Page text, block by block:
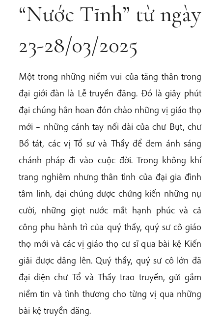
“Nước Tĩnh” từ ngày
23-28/03/2025
Một trong những niềm vui của tăng thân trong
đại giới đàn là Lễ truyền đăng. Đó là giây phút
đại chúng hân hoan đón chào những vị giáo thọ
mới – những cánh tay nối dài của chư Bụt, chư
Bồ tát, các vị Tổ sư và Thầy để đem ánh sáng
chánh pháp đi vào cuộc đời. Trong không khí
trang nghiêm nhưng thân tình của đại gia đình
tâm linh, đại chúng được chứng kiến những nụ
cười, những giọt nước mắt hạnh phúc và cả
công phu hành trì của quý thầy, quý sư cô giáo
thọ mới và các vị giáo thọ cư sĩ qua bài kệ Kiến
giải được dâng lên. Quý thầy, quý sư cô lớn đã
đại diện chư Tổ và Thầy trao truyền, gửi gắm
niềm tin và tình thương cho từng vị qua những
bài kệ truyền đăng.